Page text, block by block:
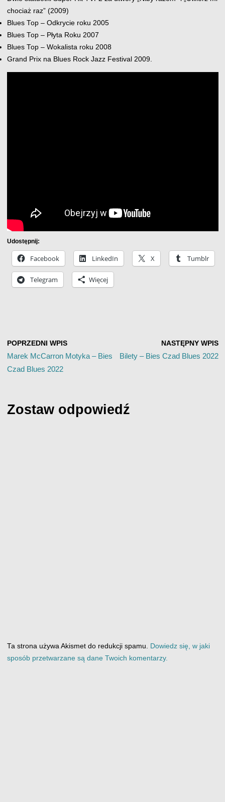
chociaż raz” (2009)
Blues Top – Odkrycie roku 2005
Blues Top – Płyta Roku 2007
Blues Top – Wokalista roku 2008
Grand Prix na Blues Rock Jazz Festival 2009.
Udostępnij:
Facebook LinkedIn X Tumblr
Telegram Więcej
POPRZEDNI WPIS
Marek McCarron Motyka – Bies
Czad Blues 2022
NASTĘPNY WPIS
Bilety – Bies Czad Blues 2022
Zostaw odpowiedź
Ta strona używa Akismet do redukcji spamu. Dowiedz się, w jaki
sposób przetwarzane są dane Twoich komentarzy.